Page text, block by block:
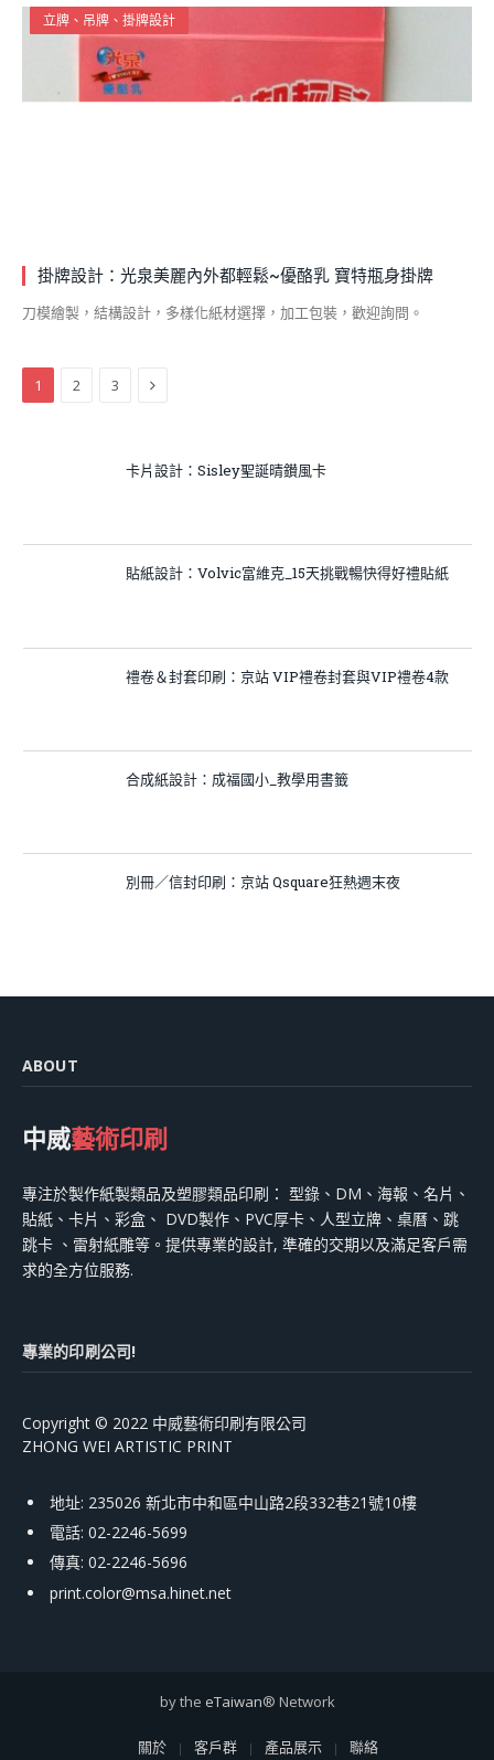
立牌、吊牌、掛牌設計
掛牌設計：光泉美麗內外都輕鬆~優酪乳 寶特瓶身掛牌
刀模繪製，結構設計，多樣化紙材選擇，加工包裝，歡迎詢問。
1 2 3 Next
卡片設計：Sisley聖誕晴鑚風卡
貼紙設計：Volvic富維克_15天挑戰暢快得好禮貼紙
禮卷＆封套印刷：京站 VIP禮卷封套與VIP禮卷4款
合成紙設計：成福國小_教學用書籤
別冊／信封印刷：京站 Qsquare狂熱週末夜
ABOUT
中威藝術印刷
專注於製作紙製類品及塑膠類品印刷： 型錄、DM、海報、名片、
貼紙、卡片、彩盒、 DVD製作、PVC厚卡、人型立牌、桌曆、跳
跳卡 、雷射紙雕等。提供專業的設計, 準確的交期以及滿足客戶需
求的全方位服務.
專業的印刷公司!
Copyright © 2022 中威藝術印刷有限公司
ZHONG WEI ARTISTIC PRINT
地址: 235026 新北市中和區中山路2段332巷21號10樓
電話: 02-2246-5699
傳真: 02-2246-5696
print.color@msa.hinet.net
by the eTaiwan® Network
關於 客戶群 產品展示 聯絡